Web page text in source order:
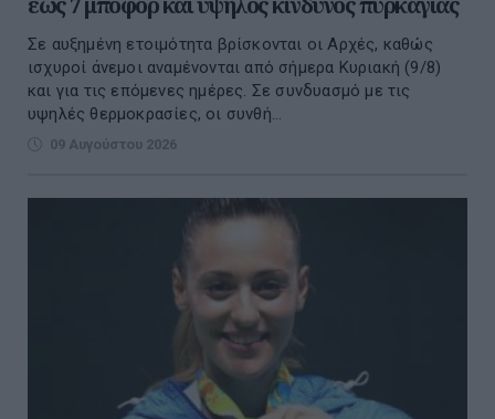
Σε αυξημένη ετοιμότητα βρίσκονται οι Αρχές, καθώς
ισχυροί άνεμοι αναμένονται από σήμερα Κυριακή (9/8)
και για τις επόμενες ημέρες. Σε συνδυασμό με τις
υψηλές θερμοκρασίες, οι συνθή...
09 Αυγούστου 2026